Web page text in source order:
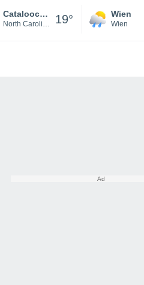
Cataloochee Ski Area
North Carolina 19° Wien
Wien